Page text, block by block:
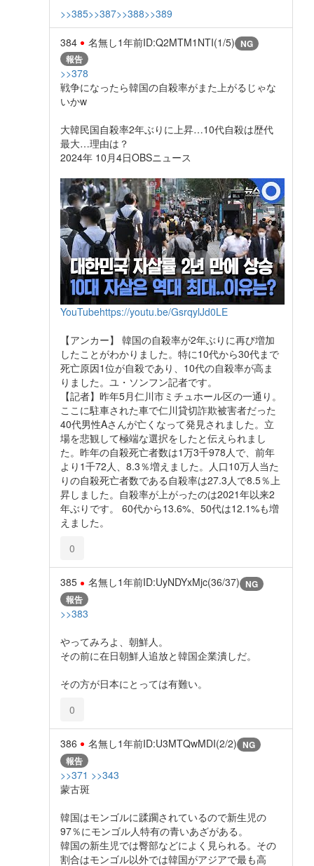
>>385>>387>>388>>389
384 名無し1年前ID:Q2MTM1NTI(1/5) NG
報告
>>378
戦争になったら韓国の自殺率がまた上がるじゃな
いかw
大韓民国自殺率2年ぶりに上昇…10代自殺は歴代
最大…理由は？
2024年 10月4日OBSニュース
YouTubehttps://youtu.be/GsrqylJd0LE
【アンカー】 韓国の自殺率が2年ぶりに再び増加
したことがわかりました。特に10代から30代まで
死亡原因1位が自殺であり、10代の自殺率が高ま
りました。ユ・ソンフン記者です。
【記者】昨年5月仁川市ミチュホール区の一通り。
ここに駐車された車で仁川貸切詐欺被害者だった
40代男性Aさんが亡くなって発見されました。立
場を悲観して極端な選択をしたと伝えられまし
た。昨年の自殺死亡者数は1万3千978人で、前年
より1千72人、8.3％増えました。人口10万人当た
りの自殺死亡者数である自殺率は27.3人で8.5％上
昇しました。自殺率が上がったのは2021年以来2
年ぶりです。 60代から13.6%、50代は12.1%も増
えました。
0
385 名無し1年前ID:UyNDYxMjc(36/37) NG
報告
>>383
やってみろよ、朝鮮人。
その前に在日朝鮮人追放と韓国企業潰しだ。
その方が日本にとっては有難い。
0
386 名無し1年前ID:U3MTQwMDI(2/2) NG
報告
>>371 >>343
蒙古斑
韓国はモンゴルに蹂躙されているので新生児の
97％にモンゴル人特有の青いあざがある。
韓国の新生児では臀部などによく見られる。その
割合はモンゴル以外では韓国がアジアで最も高